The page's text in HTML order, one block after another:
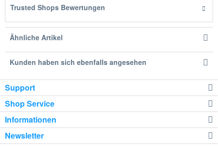
Trusted Shops Bewertungen
Ähnliche Artikel
Kunden haben sich ebenfalls angesehen
Support
Shop Service
Informationen
Newsletter